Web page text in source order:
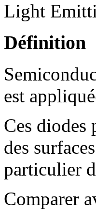
Light
Définition
est
Ces diodes
des
particulier
Comparer